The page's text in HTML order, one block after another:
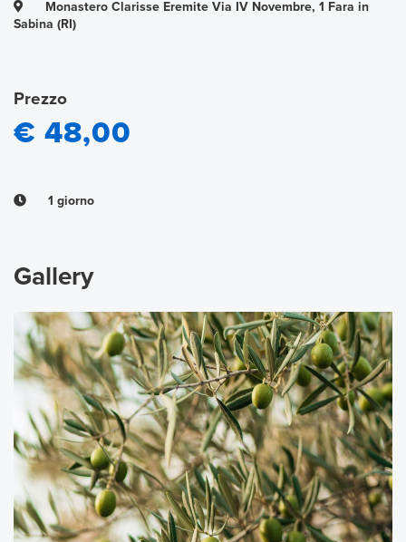
Monastero Clarisse Eremite Via IV Novembre, 1 Fara in
Sabina (RI)
Prezzo
€ 48,00
1 giorno
Gallery